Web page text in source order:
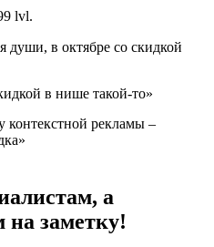
lvl.
души, в октябре со скидкой
в нише такой-то»
контекстной рекламы –
а
на заметку!